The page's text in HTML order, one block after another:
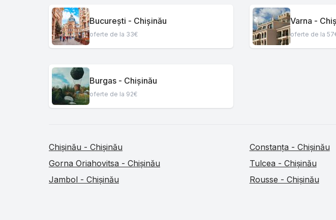
București - Chișinău
oferte de la 33€
Varna -
oferte de la
Burgas - Chișinău
oferte de la 92€
Chișinău - Chișinău Constanța - Chișinău
Gorna Oriahovitsa - Chișinău
Tulcea - Chișinău
Jambol - Chișinău
Rousse - Chișinău